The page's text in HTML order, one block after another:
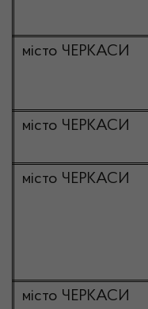
місто ЧЕРКАСИ
місто ЧЕРКАСИ
місто ЧЕРКАСИ
місто ЧЕРКАСИ